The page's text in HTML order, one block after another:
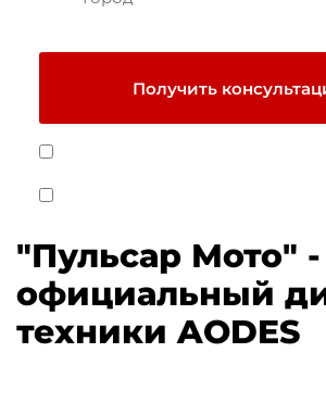
Получить
"Пульсар Мото" -
официальный
техники AODES